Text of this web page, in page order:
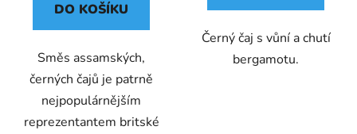
DO KOŠÍKU
Směs assamských,
černých čajů je patrně
nejpopulárnějším
reprezentantem britské
Černý čaj s vůní a chutí
bergamotu.